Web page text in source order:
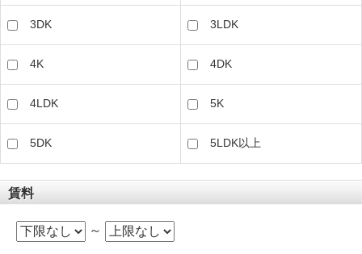
3DK 3LDK
4K 4DK
4LDK 5K
5DK 5LDK以上
賃料
～